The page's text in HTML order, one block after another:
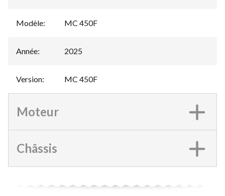
Modèle: MC 450F
Année: 2025
Version: MC 450F
Moteur
Châssis